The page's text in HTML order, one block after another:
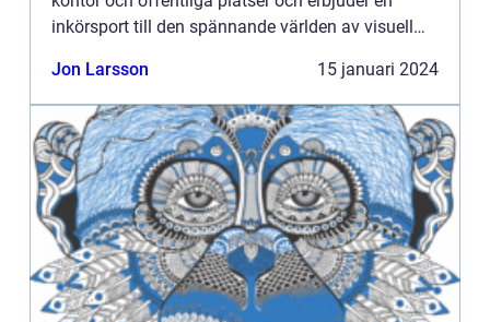
inkörsport till den spännande världen av visuell
grundlig översikt öv...
Jon Larsson 15 januari 2024